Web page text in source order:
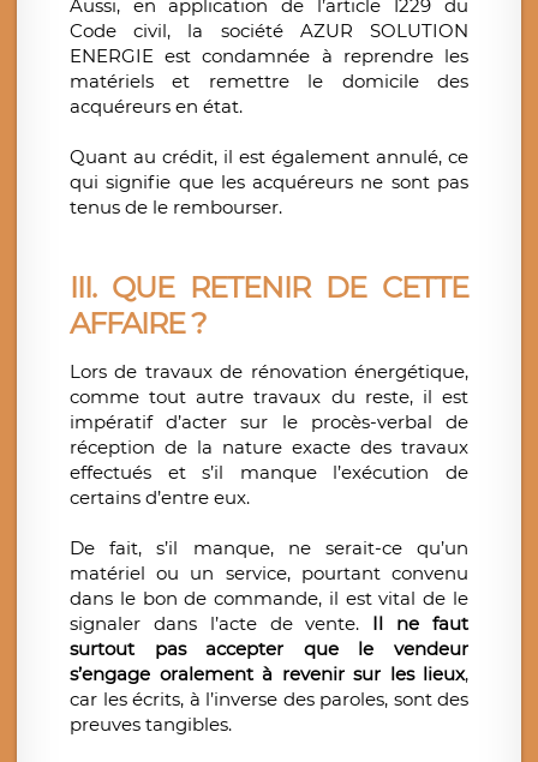
Aussi, en application de l’article 1229 du
Code civil, la société AZUR SOLUTION
ENERGIE est condamnée à reprendre les
matériels et remettre le domicile des
acquéreurs en état.
Quant au crédit, il est également annulé, ce
qui signifie que les acquéreurs ne sont pas
tenus de le rembourser.
III. QUE RETENIR DE CETTE
AFFAIRE ?
Lors de travaux de rénovation énergétique,
comme tout autre travaux du reste, il est
impératif d’acter sur le procès-verbal de
réception de la nature exacte des travaux
effectués et s’il manque l’exécution de
certains d’entre eux.
De fait, s’il manque, ne serait-ce qu’un
matériel ou un service, pourtant convenu
dans le bon de commande, il est vital de le
signaler dans l’acte de vente. Il ne faut
surtout pas accepter que le vendeur
s’engage oralement à revenir sur les lieux,
car les écrits, à l’inverse des paroles, sont des
preuves tangibles.